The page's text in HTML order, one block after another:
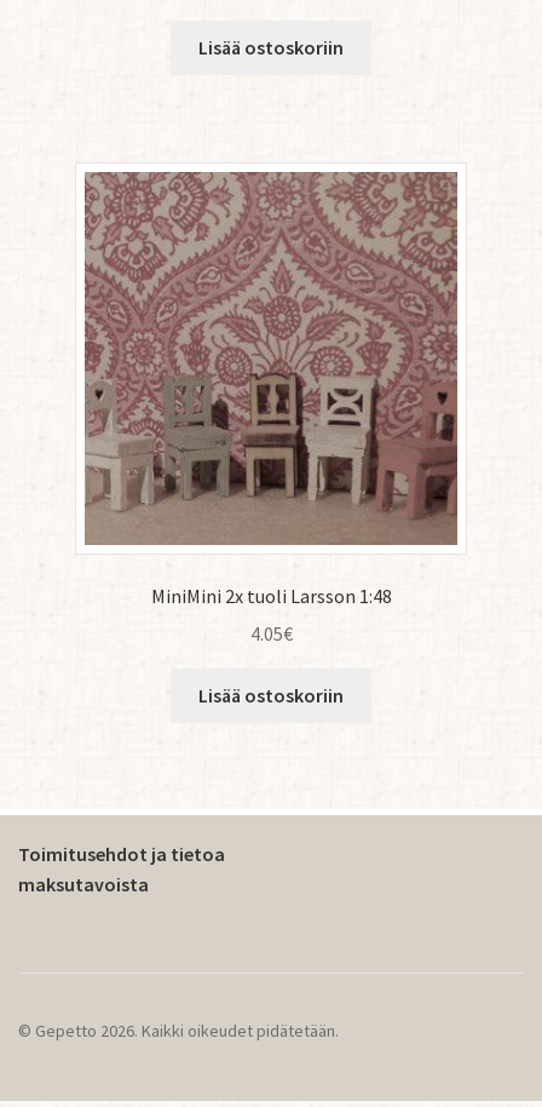
Lisää ostoskoriin
MiniMini 2x tuoli Larsson 1:48
4.05€
Lisää ostoskoriin
Toimitusehdot ja tietoa
maksutavoista
© Gepetto 2026. Kaikki oikeudet pidätetään.